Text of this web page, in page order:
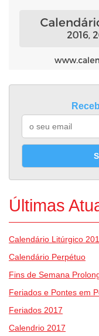
Últimas
Calendário Litúrgico
Calendário Perpétuo
Fins de Semana
Feriados e Pontes em
Feriados 2017
Calendrio 2017